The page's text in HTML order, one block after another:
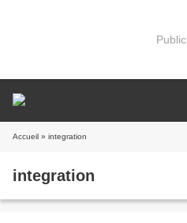
Accueil » integration
integration